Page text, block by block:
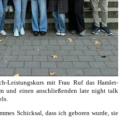
Leistungskurs mit Frau Ruf das Hamlet-
und einen anschließenden late night talk
Schicksal, dass ich geboren wurde, sie